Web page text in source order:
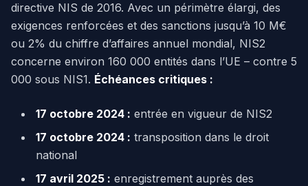
directive NIS de 2016. Avec un périmètre élargi, des
exigences renforcées et des sanctions jusqu’à 10 M€
ou 2% du chiffre d’affaires annuel mondial, NIS2
concerne environ 160 000 entités dans l’UE – contre 5
000 sous NIS1. Échéances critiques :
17 octobre 2024 : entrée en vigueur de NIS2
17 octobre 2024 : transposition dans le droit
national
17 avril 2025 : enregistrement auprès des